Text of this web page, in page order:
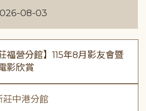
08-03
福營分館】115年8月影友會暨
影欣賞
莊中港分館